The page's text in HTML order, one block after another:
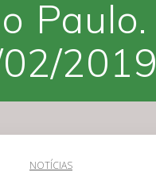
Paulo.
2019
NOTÍCIAS